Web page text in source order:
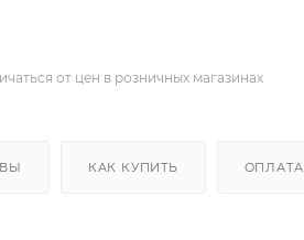
от цен в розничных магазинах
КАК КУПИТЬ ОПЛАТА